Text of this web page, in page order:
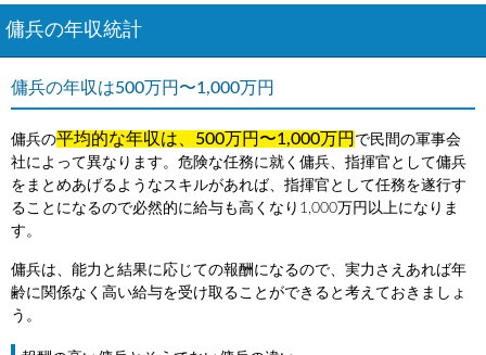
傭兵の年収統計
傭兵の年収は500万円〜1,000万円
傭兵の平均的な年収は、500万円〜1,000万円 で民間の軍事会
社によって異なります。危険な任務に就く傭兵、指揮官として傭兵
をまとめあげるようなスキルがあれば、指揮官として任務を遂行す
ることになるので必然的に給与も高くなり1,000万円以上になりま
す。
傭兵は、能力と結果に応じての報酬になるので、実力さえあれば年
齢に関係なく高い給与を受け取ることができると考えておきましょ
う。